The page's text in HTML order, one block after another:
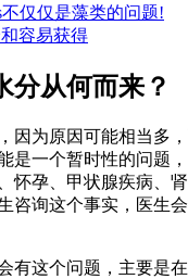
不仅仅是藻类的问题!
容易获得
分从何而来？
因为原因可能相当多
是一个暂时性的问题
怀孕、甲状腺疾病、
咨询这个事实，医生
有这个问题，主要是